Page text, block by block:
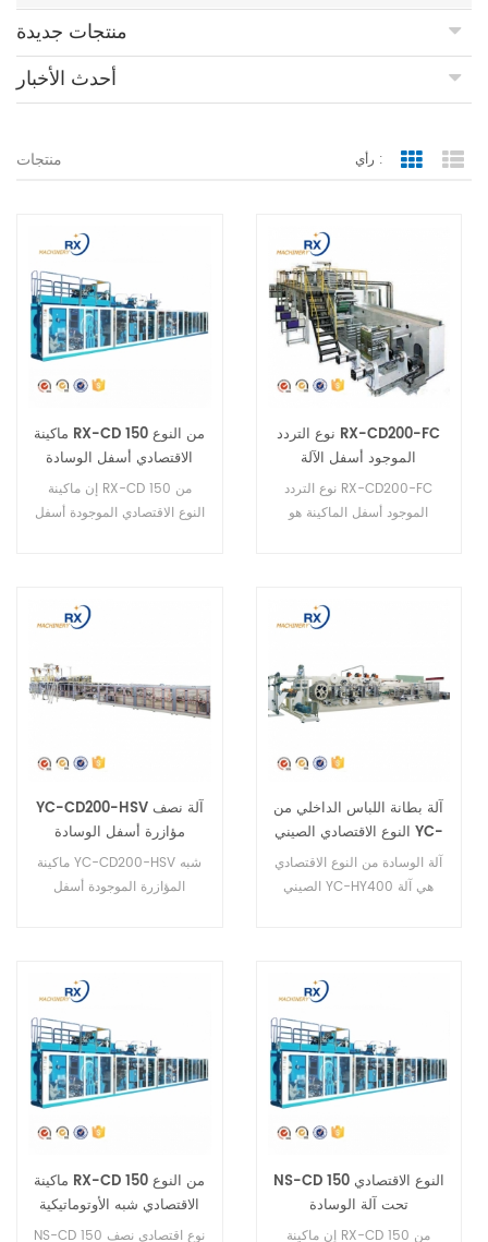
منتجات جديدة
أحدث الأخبار
منتجات رأي : Grid View
ماكينة RX-CD 150 من النوع
الاقتصادي أسفل الوسادة
إن ماكينة RX-CD 150 من
النوع الاقتصادي الموجودة أسفل
نوع التردد RX-CD200-FC
الموجود أسفل الآلة
نوع التردد RX-CD200-FC
الموجود أسفل الماكينة هو
YC-CD200-HSV آلة نصف
مؤازرة أسفل الوسادة
ماكينة YC-CD200-HSV شبه
المؤازرة الموجودة أسفل
آلة بطانة اللباس الداخلي من
النوع الاقتصادي الصيني YC-
HY400
آلة الوسادة من النوع الاقتصادي
الصيني YC-HY400 هي آلة
ماكينة RX-CD 150 من النوع
الاقتصادي شبه الأوتوماتيكية
أسفل الوسادةNS-CD 150 نوع اقتصادي نصف
NS-CD 150 النوع الاقتصادي
تحت آلة الوسادة
إن ماكينة RX-CD 150 من